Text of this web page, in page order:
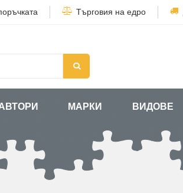
Търговия на едро
МАРКИ ВИДОВЕ